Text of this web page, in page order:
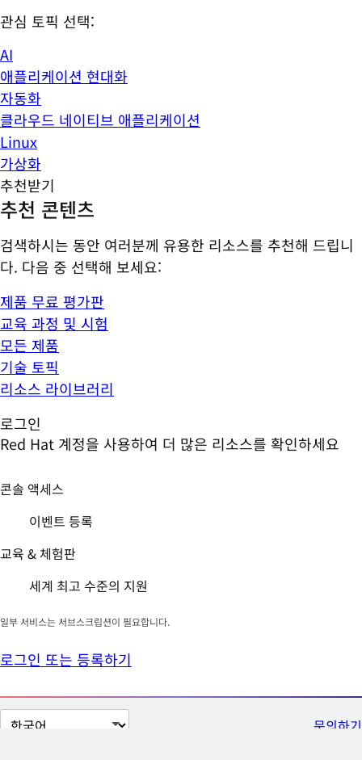
관심 토픽 선택:
AI
애플리케이션 현대화
자동화
클라우드 네이티브 애플리케이션
Linux
가상화
추천받기
추천 콘텐츠
검색하시는 동안 여러분께 유용한 리소스를 추천해 드립니
다. 다음 중 선택해 보세요:
제품 무료 평가판
교육 과정 및 시험
모든 제품
기술 토픽
리소스 라이브러리
로그인
Red Hat 계정을 사용하여 더 많은 리소스를 확인하세요
콘솔 액세스
이벤트 등록
교육 & 체험판
세계 최고 수준의 지원
일부 서비스는 서브스크립션이 필요합니다.
로그인 또는 등록하기
페
문의하기